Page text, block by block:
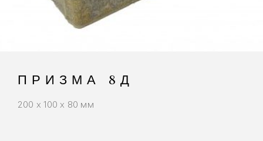
ПРИЗМА 8Д
200 x 100 x 80 мм